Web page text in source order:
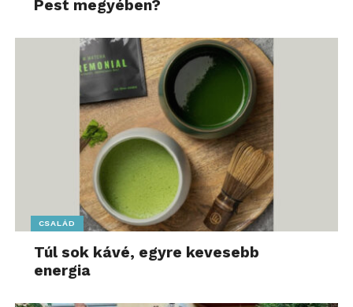
Pest megyében?
CSALÁD
Túl sok kávé, egyre kevesebb
energia